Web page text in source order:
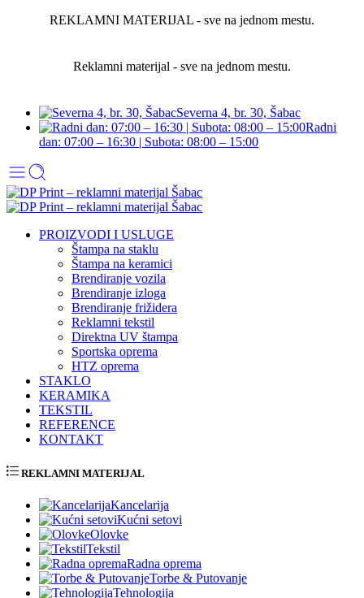
REKLAMNI MATERIJAL - sve na jednom mestu.
Reklamni materijal - sve na jednom mestu.
Severna 4, br. 30, Šabac
Radni
dan: 07:00 – 16:30 | Subota: 08:00 – 15:00
PROIZVODI I USLUGE
Štampa na staklu
Štampa na keramici
Brendiranje vozila
Brendiranje izloga
Brendiranje frižidera
Reklamni tekstil
Direktna UV štampa
Sportska oprema
HTZ oprema
STAKLO
KERAMIKA
TEKSTIL
REFERENCE
KONTAKT
REKLAMNI MATERIJAL
Kancelarija
Kućni setovi
Olovke
Tekstil
Radna oprema
Torbe & Putovanje
Tehnologija